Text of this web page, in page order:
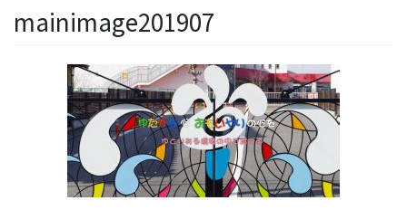
mainimage201907